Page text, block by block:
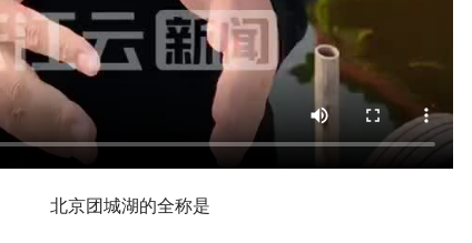
北京团城湖的全称是